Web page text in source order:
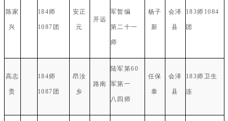
陈家
兴
184师
1087团
安正
元
开远
军暂编
第二十一
师
杨子
新
会泽
县
183师1084
团
高志
贵
184师
1087团
昂汝
乡
路南
陆军第60
军第一
八四师
任保
泰
会泽
县
183师卫生
连